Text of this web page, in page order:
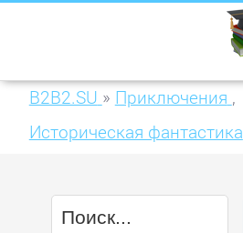
B2B2.SU » Приключения ,
Историческая фантастика